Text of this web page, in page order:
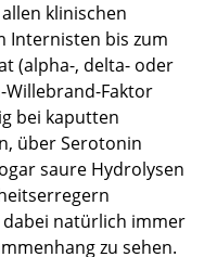
klinischen
Internisten bis zum
(alpha-, delta- oder
Willebrand-Faktor
bei kaputten
über Serotonin
saure Hydrolysen
natürlich immer
zu sehen.